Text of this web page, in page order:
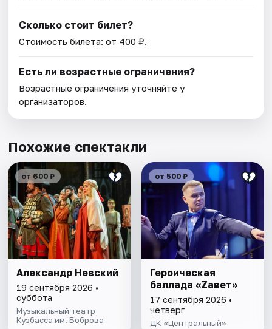
Сколько стоит билет?
Стоимость билета: от 400 ₽.
Есть ли возрастные ограничения?
Возрастные ограничения уточняйте у
организаторов.
Похожие спектакли
от 600 ₽
Александр Невский
19 сентября 2026 •
суббота
Музыкальный театр
Кузбасса им. Боброва
от 500 ₽
Героическая
баллада «Zавет»
17 сентября 2026 •
четверг
ДК «Центральный»